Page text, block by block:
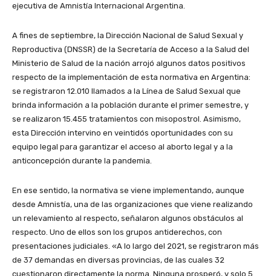
ejecutiva de Amnistía Internacional Argentina.
A fines de septiembre, la Dirección Nacional de Salud Sexual y
Reproductiva (DNSSR) de la Secretaría de Acceso a la Salud del
Ministerio de Salud de la nación arrojó algunos datos positivos
respecto de la implementación de esta normativa en Argentina:
se registraron 12.010 llamados a la Línea de Salud Sexual que
brinda información a la población durante el primer semestre, y
se realizaron 15.455 tratamientos con misopostrol. Asimismo,
esta Dirección intervino en veintidós oportunidades con su
equipo legal para garantizar el acceso al aborto legal y a la
anticoncepción durante la pandemia.
En ese sentido, la normativa se viene implementando, aunque
desde Amnistía, una de las organizaciones que viene realizando
un relevamiento al respecto, señalaron algunos obstáculos al
respecto. Uno de ellos son los grupos antiderechos, con
presentaciones judiciales. «A lo largo del 2021, se registraron más
de 37 demandas en diversas provincias, de las cuales 32
cuestionaron directamente la norma. Ninguna prosperó, y solo 5